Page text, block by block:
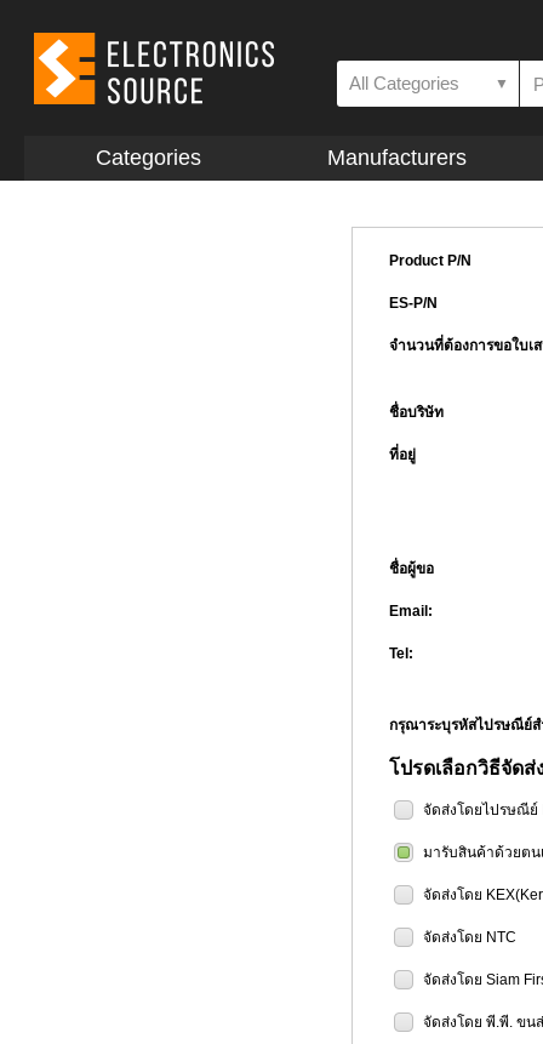
All Categories ▼
Categories Manufacturers
Product P/N
ES-P/N
จำนวนที่ต้องการขอใบเ
ชื่อบริษัท
ที่อยู่
ชื่อผู้ขอ
Email:
Tel:
กรุณาระบุรหัสไปรษณี
โปรดเลือกวิธีจัดส่
จัดส่งโดยไปรษณีย์
มารับสินค้าด้วยต
จัดส่งโดย
จัดส่งโดย NTC
จัดส่งโดย Siam
จัดส่งโดย พี.พี. ขน